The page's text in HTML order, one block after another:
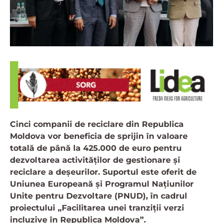
Cinci companii de reciclare din Republica
Moldova vor beneficia de sprijin în valoare
totală de până la 425.000 de euro pentru
dezvoltarea activităților de gestionare și
reciclare a deșeurilor. Suportul este oferit de
Uniunea Europeană și Programul Națiunilor
Unite pentru Dezvoltare (PNUD), în cadrul
proiectului „Facilitarea unei tranziții verzi
incluzive în Republica Moldova”.